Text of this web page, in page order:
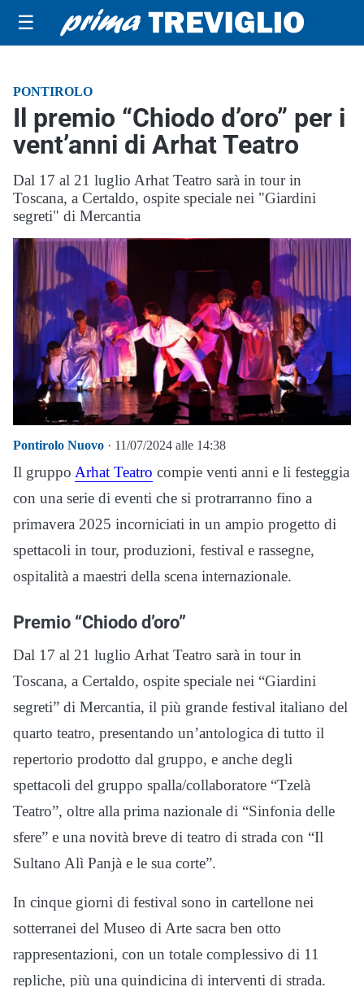
☰
PONTIROLO
Il premio “Chiodo d’oro” per i
vent’anni di Arhat Teatro
Dal 17 al 21 luglio Arhat Teatro sarà in tour in
Toscana, a Certaldo, ospite speciale nei "Giardini
segreti" di Mercantia
Pontirolo Nuovo · 11/07/2024 alle 14:38
Il gruppo Arhat Teatro compie venti anni e li festeggia
con una serie di eventi che si protrarranno fino a
primavera 2025 incorniciati in un ampio progetto di
spettacoli in tour, produzioni, festival e rassegne,
ospitalità a maestri della scena internazionale.
Premio “Chiodo d’oro”
Dal 17 al 21 luglio Arhat Teatro sarà in tour in
Toscana, a Certaldo, ospite speciale nei “Giardini
segreti” di Mercantia, il più grande festival italiano del
quarto teatro, presentando un’antologica di tutto il
repertorio prodotto dal gruppo, e anche degli
spettacoli del gruppo spalla/collaboratore “Tzelà
Teatro”, oltre alla prima nazionale di “Sinfonia delle
sfere” e una novità breve di teatro di strada con “Il
Sultano Alì Panjà e le sua corte”.
In cinque giorni di festival sono in cartellone nei
sotterranei del Museo di Arte sacra ben otto
rappresentazioni, con un totale complessivo di 11
repliche, più una quindicina di interventi di strada.